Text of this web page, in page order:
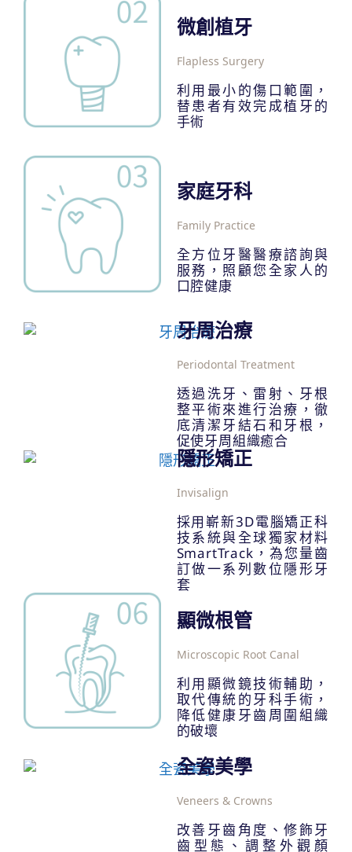
微創植牙
Flapless Surgery
利用最小的傷口範圍，
替患者有效完成植牙的
手術
家庭牙科
Family Practice
全方位牙醫醫療諮詢與
服務，照顧您全家人的
口腔健康
牙周治療
Periodontal Treatment
透過洗牙、雷射、牙根
整平術來進行治療，徹
底清潔牙結石和牙根，
促使牙周組織癒合
隱形矯正
Invisalign
採用嶄新3D電腦矯正科
技系統與全球獨家材料
SmartTrack，為您量齒
訂做一系列數位隱形牙
套
顯微根管
Microscopic Root Canal
利用顯微鏡技術輔助，
取代傳統的牙科手術，
降低健康牙齒周圍組織
的破壞
全瓷美學
Veneers & Crowns
改善牙齒角度、修飾牙
齒型態、調整外觀顏